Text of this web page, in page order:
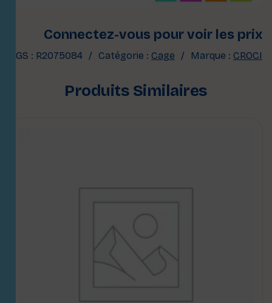
Connectez-vous pour voir les prix
UGS : R2075084 Catégorie : Cage Marque : CROCI
Produits Similaires